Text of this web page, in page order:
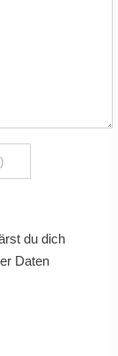
du dich
Daten